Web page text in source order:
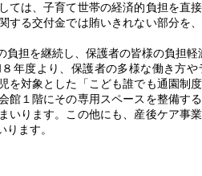
は、子育て世帯の経済的負担を直
する交付金では賄いきれない部分を
担を継続し、保護者の皆様の負担軽
年度より、保護者の多様な働き方
を対象とした「こども誰でも通園制
館１階にその専用スペースを整備す
いります。この他にも、産後ケア事
ます。